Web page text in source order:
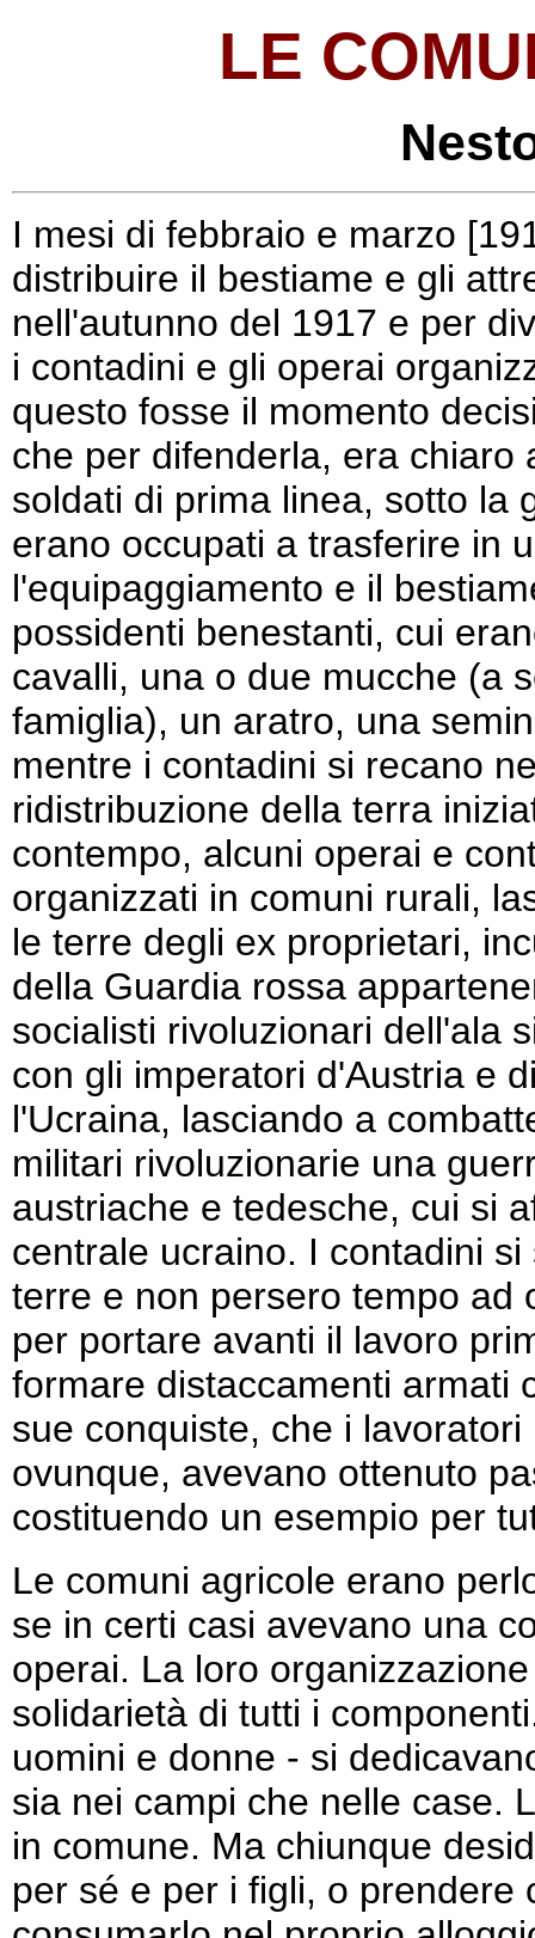
LE
I mesi di febbraio e marzo
distribuire il bestiame e gli
nell'autunno del 1917 e per
i contadini e gli operai
questo fosse il momento
che per difenderla, era chiaro
soldati di prima linea, sotto la
erano occupati a trasferire in
l'equipaggiamento e il
possidenti benestanti, cui
cavalli, una o due mucche (a
famiglia), un aratro, una
mentre i contadini si recano
ridistribuzione della terra
contempo, alcuni operai e
organizzati in comuni rurali,
le terre degli ex proprietari,
della Guardia rossa
socialisti rivoluzionari dell'ala
con gli imperatori d'Austria e
l'Ucraina, lasciando a
militari rivoluzionarie una
austriache e tedesche, cui si
centrale ucraino. I contadini
terre e non persero tempo ad
per portare avanti il lavoro
formare distaccamenti armati
sue conquiste, che i
ovunque, avevano ottenuto
costituendo un esempio per
Le comuni agricole erano
se in certi casi avevano una
operai. La loro
solidarietà di tutti i
uomini e donne - si
sia nei campi che nelle case.
in comune. Ma chiunque
per sé e per i figli, o prendere